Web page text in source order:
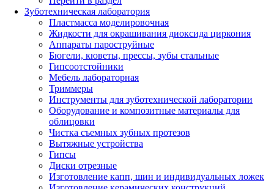
Зуботехническая лаборатория
Пластмасса моделировочная
Жидкости для окрашивания диоксида циркония
Аппараты пароструйные
Бюгели, кюветы, прессы, зубы стальные
Гипсоотстойники
Мебель лабораторная
Триммеры
Инструменты для зуботехнической лаборатории
Оборудование и композитные материалы для
облицовки
Чистка съемных зубных протезов
Вытяжные устройства
Гипсы
Диски отрезные
Изготовление капп, шин и индивидуальных ложек